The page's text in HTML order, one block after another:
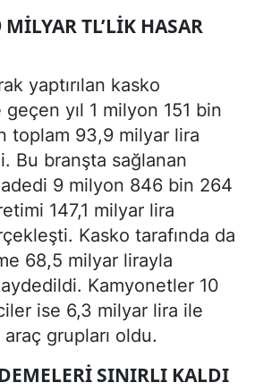
TL’LIK HASAR
yaptırılan kasko
geçen yıl 1 milyon 151 bin
toplam 93,9 milyar lira
Bu branşta sağlanan
9 milyon 846 bin 264
147,1 milyar lira
Kasko tarafında da
68,5 milyar lirayla
Kamyonetler 10
ise 6,3 milyar lira ile
grupları oldu.
SINIRLI KALDI